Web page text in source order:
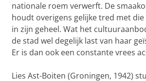
nationale roem verwerft. De
houdt overigens gelijke tred met
in zijn geheel. Wat het
de stad wel degelijk last van haar
Er is dan ook een constante vrees
Lies Ast-Boiten (Groningen, 1942)